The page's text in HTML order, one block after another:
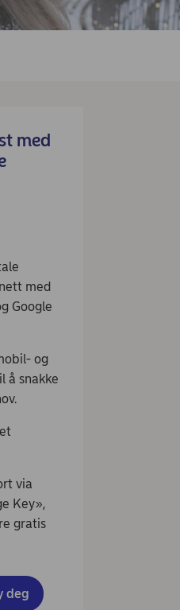
med
med
Google
og
å snakke
via
Key»,
gratis
deg